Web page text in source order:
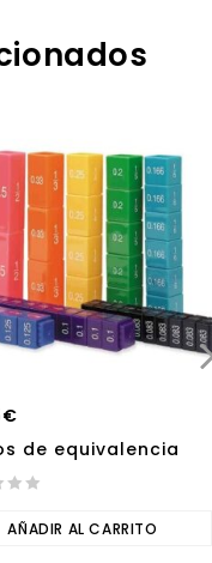
€
de equivalencia
AÑADIR AL CARRITO